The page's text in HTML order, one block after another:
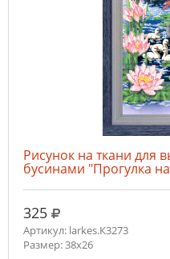
Рисунок на ткани для
бусинами "Прогулка
325 руб.
Артикул: larkes.К3273
Размер: 38х26